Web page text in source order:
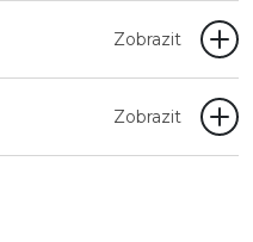
Zobrazit
Zobrazit